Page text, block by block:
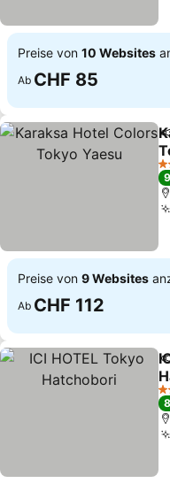
Preise von 10 Websites
Ab CHF 85
4
Preise von 9 Websites
Ab CHF 112
3